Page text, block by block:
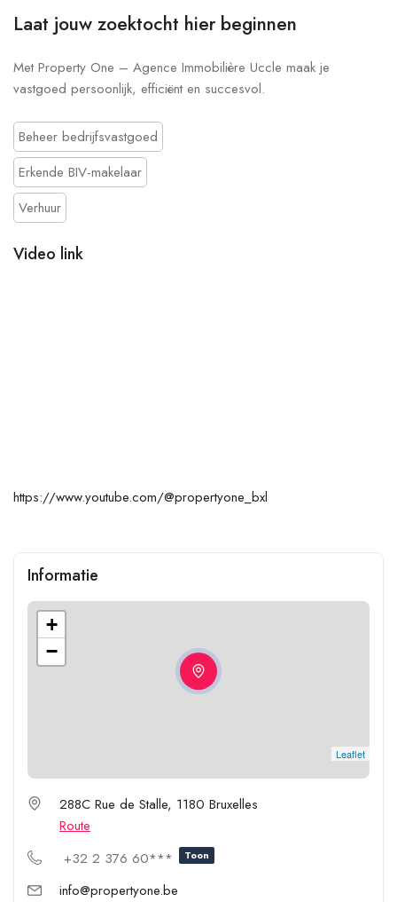
Laat jouw zoektocht hier beginnen
Met Property One – Agence Immobilière Uccle maak je
vastgoed persoonlijk, efficiënt en succesvol.
Beheer bedrijfsvastgoed
Erkende BIV-makelaar
Verhuur
Video link
https://www.youtube.com/@propertyone_bxl
Informatie
+
−
Leaflet
288C Rue de Stalle, 1180 Bruxelles
Route
+32 2 376 60***
Toon
info@propertyone.be